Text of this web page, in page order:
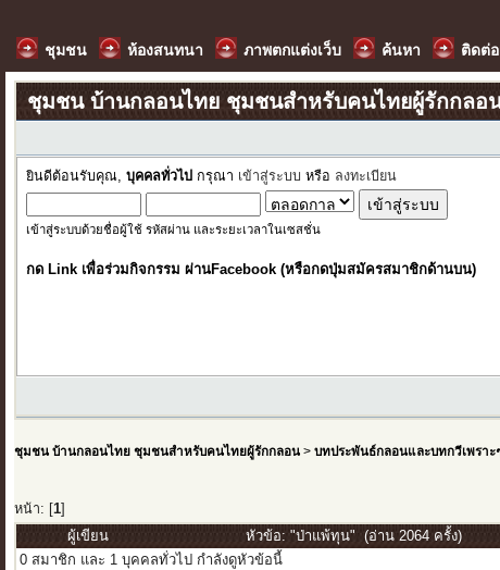
ชุมชน ห้องสนทนา ภาพตกแต่งเว็บ ค้นหา ติดต่อ
ชุมชน บ้านกลอนไทย ชุมชนสำหรับคนไทยผู้รักกลอ
ยินดีต้อนรับคุณ,บุคคลทั่วไป กรุณา เข้าสู่ระบบ หรือ ลงทะเบียน
เข้าสู่ระบบด้วยชื่อผู้ใช้ รหัสผ่าน และระยะเวลาในเซสชั่น
กด Link เพื่อร่วมกิจกรรม ผ่านFacebook (หรือกดปุ่มสมัครสมาชิกด้านบน)
ชุมชน บ้านกลอนไทย ชุมชนสำหรับคนไทยผู้รักกลอน >บทประพันธ์กลอนและบทกวีเพราะ
หน้า: [1
ผู้เขียน
หัวข้อ: "ป่าแพ้ทุน" (อ่าน 2064 ครั้ง)
0 สมาชิก และ 1 บุคคลทั่วไป กำลังดูหัวข้อนี้